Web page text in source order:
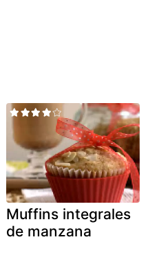
Muffins integrales
de manzana